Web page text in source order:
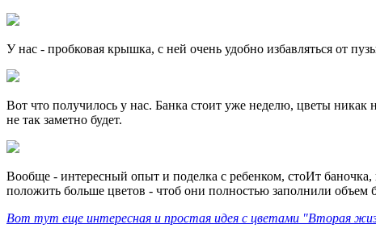
У нас - пробковая крышка, с ней очень удобно избавляться от
Вот что получилось у нас. Банка стоит уже неделю, цветы никак
не так заметно будет.
Вообще - интересный опыт и поделка с ребенком, стоИт
положить больше цветов - чтоб они полностью заполнили объем
Вот тут еще интересная и простая идея с цветами "Вторая